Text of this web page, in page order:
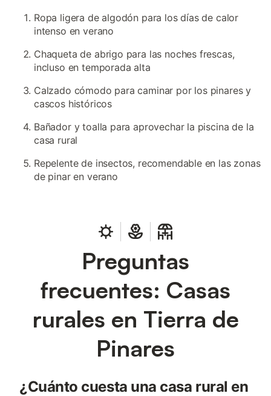
Ropa ligera de algodón para los días de calor
intenso en verano
Chaqueta de abrigo para las noches frescas,
incluso en temporada alta
Calzado cómodo para caminar por los pinares y
cascos históricos
Bañador y toalla para aprovechar la piscina de la
casa rural
Repelente de insectos, recomendable en las zonas
de pinar en verano
Preguntas
frecuentes: Casas
rurales en Tierra de
Pinares
¿Cuánto cuesta una casa rural en